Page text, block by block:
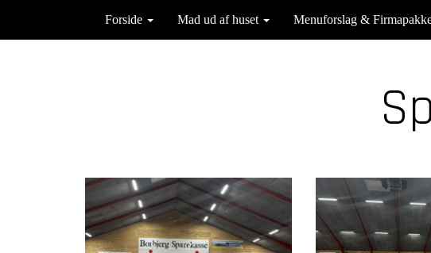
Forside Mad ud af huset Menuforslag &